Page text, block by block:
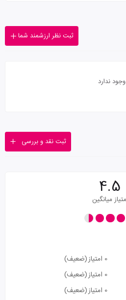
ثبت نظر ارزشمند شما
ندارد
ثبت نقد و بررسی
4.5
میانگین
0 امتیاز
(ضعیف)
0 امتیاز
(ضعیف)
0 امتیاز
(ضعیف)